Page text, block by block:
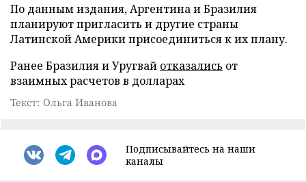
По данным издания, Аргентина и Бразилия
планируют пригласить и другие страны
Латинской Америки присоединиться к их плану.
Ранее Бразилия и Уругвай отказались от
взаимных расчетов в долларах
Текст: Ольга Иванова
Подписывайтесь на наши
каналы